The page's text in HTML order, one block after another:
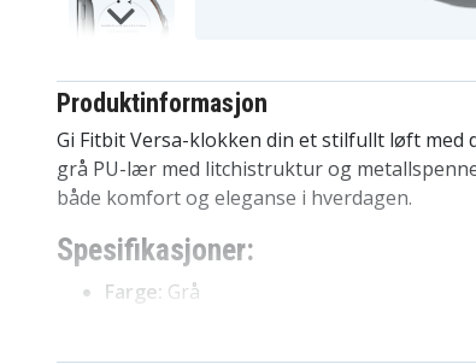
Produktinformasjon
Gi Fitbit Versa-klokken din et stilfullt løft
grå PU-lær med litchistruktur og
både komfort og eleganse i hverdagen.
Spesifikasjoner:
Farge: Grå